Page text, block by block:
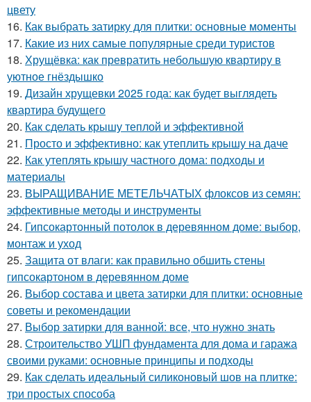
цвету
16. Как выбрать затирку для плитки: основные моменты
17. Какие из них самые популярные среди туристов
18. Хрущёвка: как превратить небольшую квартиру в
уютное гнёздышко
19. Дизайн хрущевки 2025 года: как будет выглядеть
квартира будущего
20. Как сделать крышу теплой и эффективной
21. Просто и эффективно: как утеплить крышу на даче
22. Как утеплять крышу частного дома: подходы и
материалы
23. ВЫРАЩИВАНИЕ МЕТЕЛЬЧАТЫХ флоксов из семян:
эффективные методы и инструменты
24. Гипсокартонный потолок в деревянном доме: выбор,
монтаж и уход
25. Защита от влаги: как правильно обшить стены
гипсокартоном в деревянном доме
26. Выбор состава и цвета затирки для плитки: основные
советы и рекомендации
27. Выбор затирки для ванной: все, что нужно знать
28. Строительство УШП фундамента для дома и гаража
своими руками: основные принципы и подходы
29. Как сделать идеальный силиконовый шов на плитке:
три простых способа